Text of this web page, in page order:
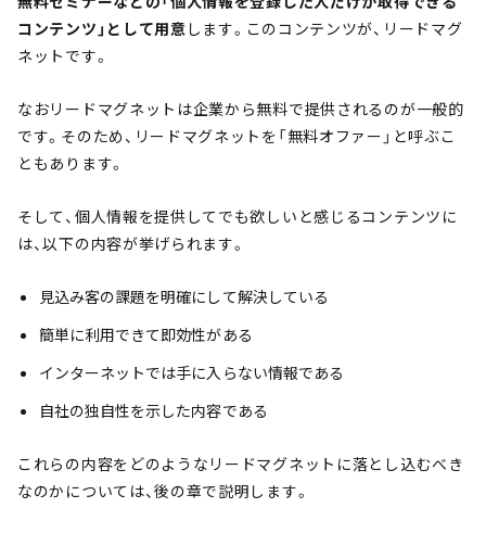
コンテンツ」として用意 します。このコンテンツが、リードマグ
ネットです。
なおリードマグネットは企業から無料で提供されるのが一般的
です。そのため、リードマグネットを「無料オファー」と呼ぶこ
ともあります。
そして、個人情報を提供してでも欲しいと感じるコンテンツに
は、以下の内容が挙げられます。
見込み客の課題を明確にして解決している
簡単に利用できて即効性がある
インターネットでは手に入らない情報である
自社の独自性を示した内容である
これらの内容をどのようなリードマグネットに落とし込むべき
なのかについては、後の章で説明します。